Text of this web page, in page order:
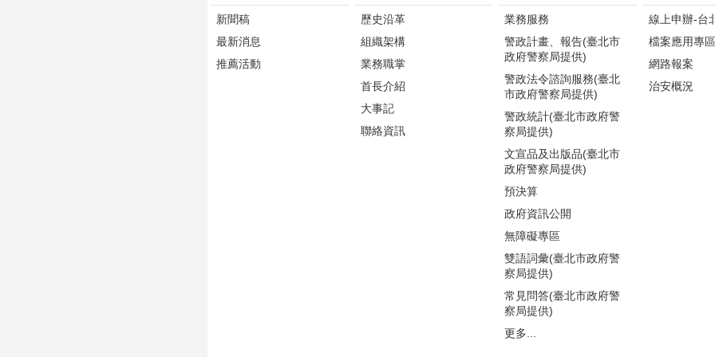
新聞稿
最新消息
推薦活動
歷史沿革
組織架構
業務職掌
首長介紹
大事記
聯絡資訊
業務服務
警政計畫、報告(臺北市
政府警察局提供)
警政法令諮詢服務(臺北
市政府警察局提供)
警政統計(臺北市政府警
察局提供)
文宣品及出版品(臺北市
政府警察局提供)
預決算
政府資訊公開
無障礙專區
雙語詞彙(臺北市政府警
察局提供)
常見問答(臺北市政府警
察局提供)
更多...
線上申辦-台
檔案應用專區
網路報案
治安概況